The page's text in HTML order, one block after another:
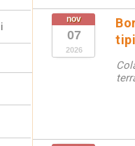
nov
07
2026